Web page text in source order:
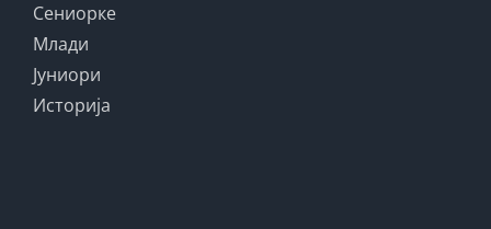
Сениорке
Млади
Јуниори
Историја